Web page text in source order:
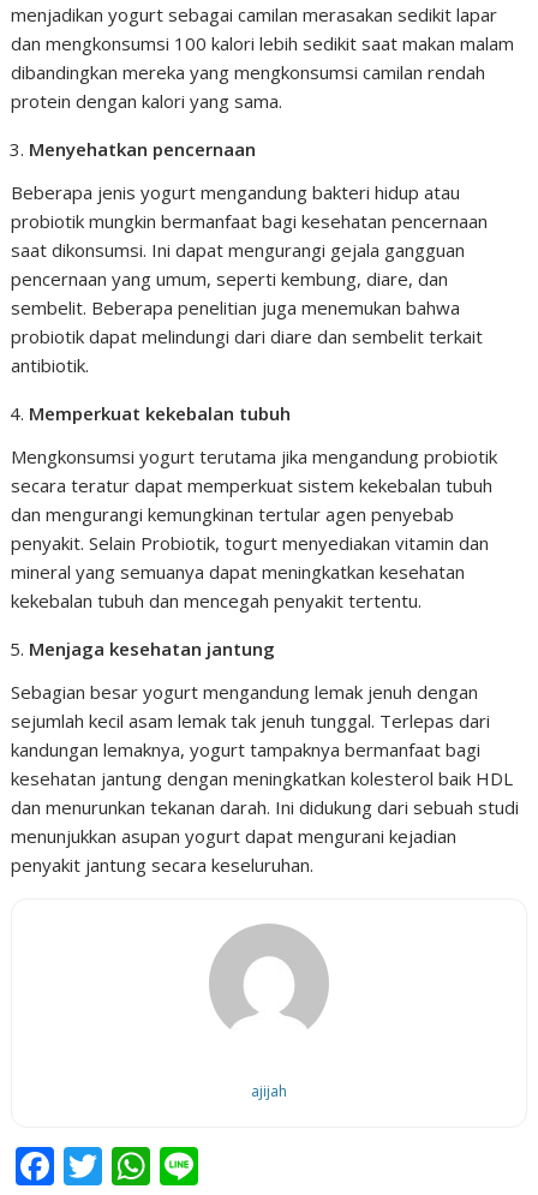
menjadikan yogurt sebagai camilan merasakan sedikit lapar
dan mengkonsumsi 100 kalori lebih sedikit saat makan malam
dibandingkan mereka yang mengkonsumsi camilan rendah
protein dengan kalori yang sama.
Menyehatkan pencernaan
Beberapa jenis yogurt mengandung bakteri hidup atau
probiotik mungkin bermanfaat bagi kesehatan pencernaan
saat dikonsumsi. Ini dapat mengurangi gejala gangguan
pencernaan yang umum, seperti kembung, diare, dan
sembelit. Beberapa penelitian juga menemukan bahwa
probiotik dapat melindungi dari diare dan sembelit terkait
antibiotik.
Memperkuat kekebalan tubuh
Mengkonsumsi yogurt terutama jika mengandung probiotik
secara teratur dapat memperkuat sistem kekebalan tubuh
dan mengurangi kemungkinan tertular agen penyebab
penyakit. Selain Probiotik, togurt menyediakan vitamin dan
mineral yang semuanya dapat meningkatkan kesehatan
kekebalan tubuh dan mencegah penyakit tertentu.
Menjaga kesehatan jantung
Sebagian besar yogurt mengandung lemak jenuh dengan
sejumlah kecil asam lemak tak jenuh tunggal. Terlepas dari
kandungan lemaknya, yogurt tampaknya bermanfaat bagi
kesehatan jantung dengan meningkatkan kolesterol baik HDL
dan menurunkan tekanan darah. Ini didukung dari sebuah studi
menunjukkan asupan yogurt dapat mengurani kejadian
penyakit jantung secara keseluruhan.
ajijah
F T W